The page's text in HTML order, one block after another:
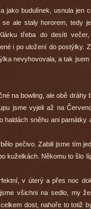
jako budulínek, usnula jen
ale staly hororem, tedy
třeba do desíti
i po uložení do postýlky.
nevyhovovala, a tak jsem
na bowling, ale obě dráhy
jsme vyjeli až na
haldách sněhu ani památky
pečivo. Zabili jsme tím
kuželkách. Někomu to šlo
v úterý a přes noc
všichni na sedlo, my
dost, nahoře to totiž